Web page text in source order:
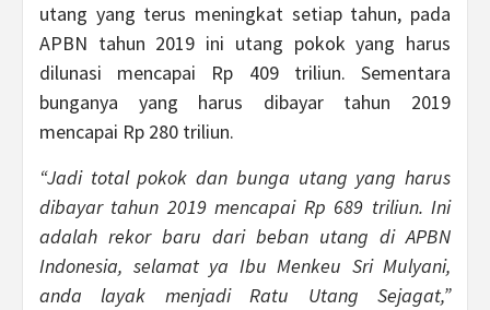
utang yang terus meningkat setiap tahun, pada
APBN tahun 2019 ini utang pokok yang harus
dilunasi mencapai Rp 409 triliun. Sementara
bunganya yang harus dibayar tahun 2019
mencapai Rp 280 triliun.
“Jadi total pokok dan bunga utang yang harus
dibayar tahun 2019 mencapai Rp 689 triliun. Ini
adalah rekor baru dari beban utang di APBN
Indonesia, selamat ya Ibu Menkeu Sri Mulyani,
anda layak menjadi Ratu Utang Sejagat,”